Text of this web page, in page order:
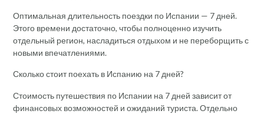
Оптимальная длительность поездки по Испании — 7 дней.
Этого времени достаточно, чтобы полноценно изучить
отдельный регион, насладиться отдыхом и не переборщить с
новыми впечатлениями.
Сколько стоит поехать в Испанию на 7 дней?
Стоимость путешествия по Испании на 7 дней зависит от
финансовых возможностей и ожиданий туриста. Отдельно